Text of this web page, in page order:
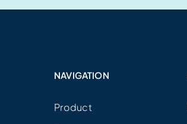
NAVIGATION
Product